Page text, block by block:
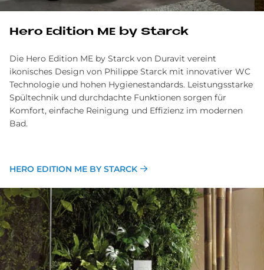
Hero Edi­ti­on ME by Star­ck
Die Hero Edition ME by Starck von Duravit vereint
ikonisches Design von Philippe Starck mit innovativer WC
Technologie und hohen Hygienestandards. Leistungsstarke
Spültechnik und durchdachte Funktionen sorgen für
Komfort, einfache Reinigung und Effizienz im modernen
Bad.
HERO EDITION ME BY STARCK